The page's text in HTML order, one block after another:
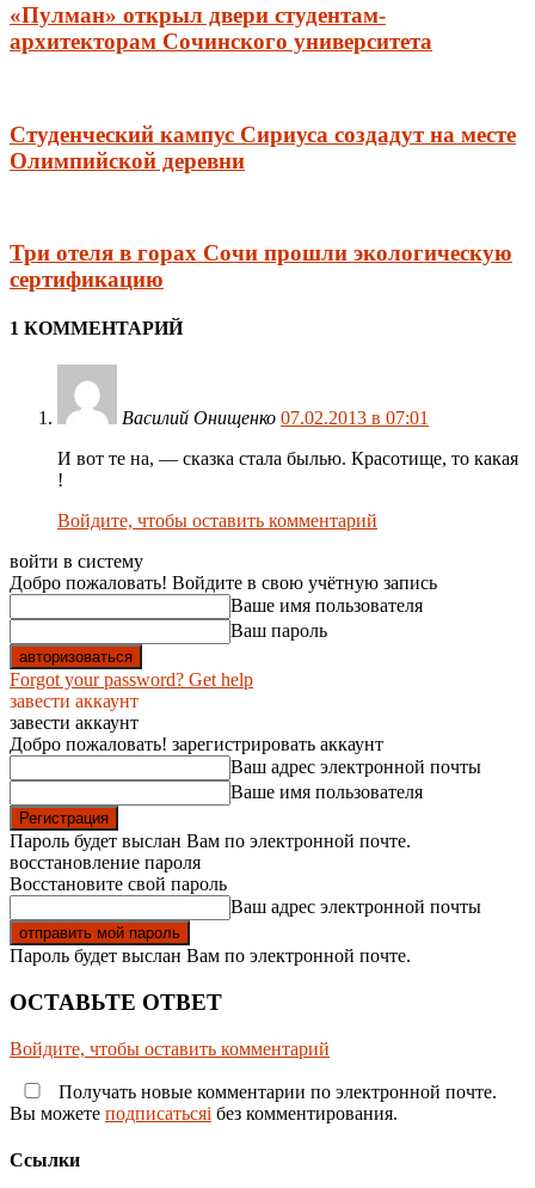
«Пулман» открыл двери студентам-
архитекторам Сочинского университета
Студенческий кампус Сириуса создадут на месте
Олимпийской деревни
Три отеля в горах Сочи прошли экологическую
сертификацию
1 КОММЕНТАРИЙ
Василий Онищенко 07.02.2013 в 07:01
И вот те на, — сказка стала былью. Красотище, то какая
!
Войдите, чтобы оставить комментарий
войти в систему
Добро пожаловать! Войдите в свою учётную запись
Ваше имя пользователя
Ваш пароль
Forgot your password? Get help
завести аккаунт
завести аккаунт
Добро пожаловать! зарегистрировать аккаунт
Ваш адрес электронной почты
Ваше имя пользователя
Пароль будет выслан Вам по электронной почте.
восстановление пароля
Восстановите свой пароль
Ваш адрес электронной почты
Пароль будет выслан Вам по электронной почте.
ОСТАВЬТЕ ОТВЕТ
Войдите, чтобы оставить комментарий
Получать новые комментарии по электронной почте.
Вы можете подписатьсяi без комментирования.
Ссылки